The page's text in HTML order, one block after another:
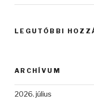
LEGUTÓBBI
ARCHÍVUM
2026. július